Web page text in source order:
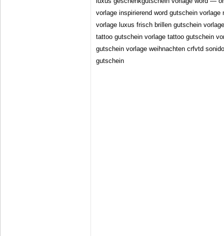
vorlage inspirierend word gutschein
vorlage luxus frisch brillen gutschein
tattoo gutschein vorlage tattoo gutschein
gutschein vorlage weihnachten crfvtd
gutschein